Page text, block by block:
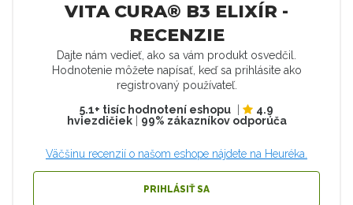
VITA CURA® B3 ELIXÍR -
RECENZIE
Dajte nám vedieť, ako sa vám produkt osvedčil.
Hodnotenie môžete napísať, keď sa prihlásite ako
registrovaný používateľ.
5.1+ tisíc hodnotení eshopu
4.9
hviezdičiek| 99% zákazníkov odporúča
Väčšinu recenzií o našom eshope nájdete na Heuréka.
PRIHLÁSIŤ SA